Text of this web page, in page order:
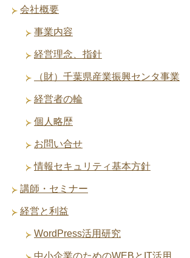
会社概要
事業内容
経営理念、指針
（財）千葉県産業振興センタ事業
経営者の輪
個人略歴
お問い合せ
情報セキュリティ基本方針
講師・セミナー
経営と利益
WordPress活用研究
中小企業のためのWEBとIT活用